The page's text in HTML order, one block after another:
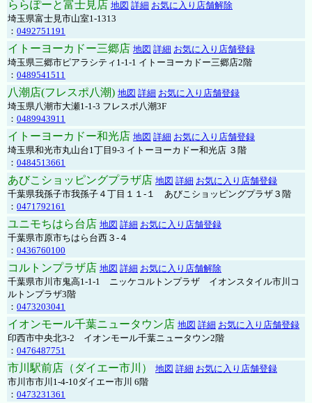
ららぽーと富士見店 地図 詳細 お気に入り店舗解除
埼玉県富士見市山室1-1313
： 0492751191
イトーヨーカドー三郷店 地図 詳細 お気に入り店舗登録
埼玉県三郷市ピアラシティ1-1-1 イトーヨーカドー三郷店2階
： 0489541511
八潮店(フレスポ八潮) 地図 詳細 お気に入り店舗登録
埼玉県八潮市大瀬1-1-3 フレスポ八潮3F
： 0489943911
イトーヨーカドー和光店 地図 詳細 お気に入り店舗登録
埼玉県和光市丸山台1丁目9-3 イトーヨーカドー和光店 ３階
： 0484513661
あびこショッピングプラザ店 地図 詳細 お気に入り店舗登録
千葉県我孫子市我孫子４丁目１１-１ あびこショッピングプラザ３階
： 0471792161
ユニモちはら台店 地図 詳細 お気に入り店舗登録
千葉県市原市ちはら台西３-４
： 0436760100
コルトンプラザ店 地図 詳細 お気に入り店舗解除
千葉県市川市鬼高1-1-1 ニッケコルトンプラザ イオンスタイル市川コ
ルトンプラザ3階
： 0473203041
イオンモール千葉ニュータウン店 地図 詳細 お気に入り店舗登録
印西市中央北3-2 イオンモール千葉ニュータウン2階
： 0476487751
市川駅前店（ダイエー市川） 地図 詳細 お気に入り店舗登録
市川市市川1-4-10ダイエー市川 6階
： 0473231361